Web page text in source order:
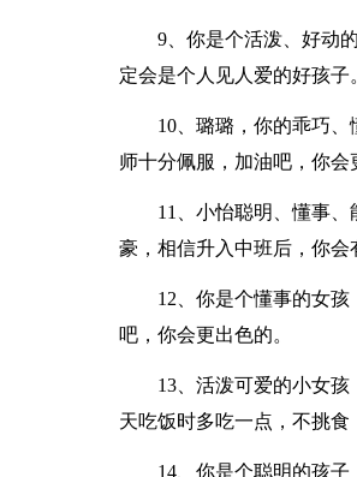
9、你是个活泼、好动
定会是个人见人爱的好孩子。
10、璐璐，你的乖巧
师十分佩服，加油吧，你会
11、小怡聪明、懂事
豪，相信升入中班后，你会
12、你是个懂事的女
吧，你会更出色的。
13、活泼可爱的小女
天吃饭时多吃一点，不挑食
14、你是个聪明的孩